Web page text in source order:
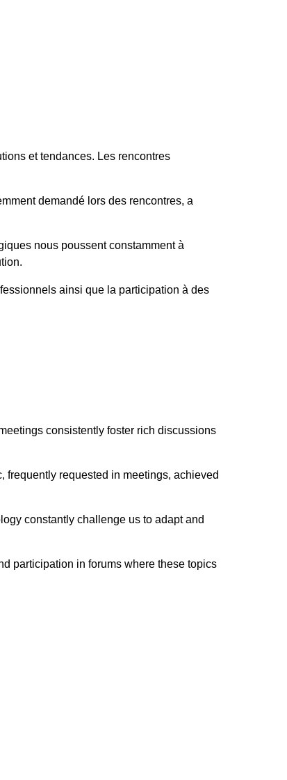
et tendances. Les rencontres
demandé lors des rencontres, a
nous poussent constamment à
ainsi que la participation à des
consistently foster rich discussions
frequently requested in meetings, achieved
constantly challenge us to adapt and
participation in forums where these topics